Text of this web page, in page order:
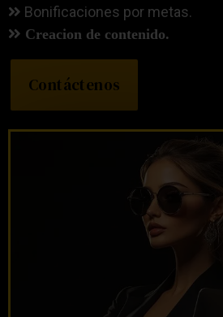
Bonificaciones por metas.
Creacion de contenido.
Contáctenos